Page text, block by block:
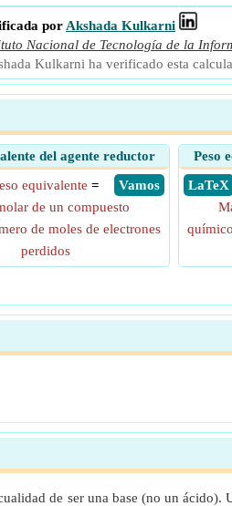
por Akshada Kulkarni
Nacional de Tecnología de la
Kulkarni ha verificado esta
del agente reductor
​ Vamos
equivalente =
de un compuesto
de moles de electrones
perdidos
Peso
​ LaTeX
químico
de ser una base (no un ácido).